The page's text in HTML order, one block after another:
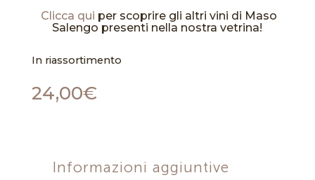
Clicca qui per scoprire gli altri vini di Maso
Salengo presenti nella nostra vetrina!
In riassortimento
24,00€
Informazioni aggiuntive